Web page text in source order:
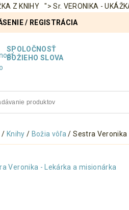
Z KNIHY ">Sr. VERONIKA -
/ REGISTRÁCIA
SPOLOČNOSŤ
BOŽIEHO SLOVA
/ Knihy / Božia vôľa / Sestra Veronika